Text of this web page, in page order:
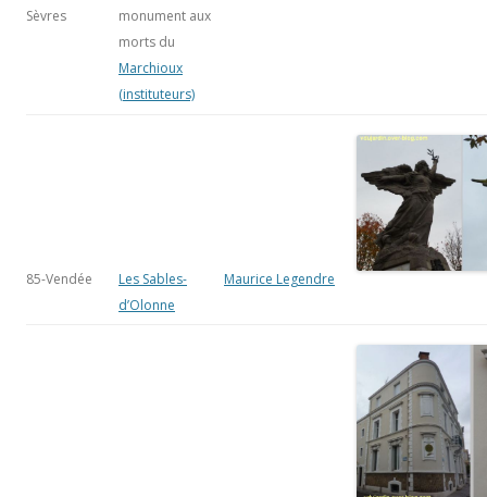
Sèvres
monument aux
morts du
Marchioux
(instituteurs)
85-Vendée
Les Sables-
d’Olonne
Maurice Legendre